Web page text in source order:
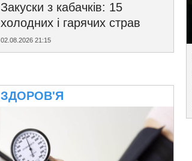
Закуски з кабачків: 15
холодних і гарячих страв
02.08.2026 21:15
ЗДОРОВ'Я